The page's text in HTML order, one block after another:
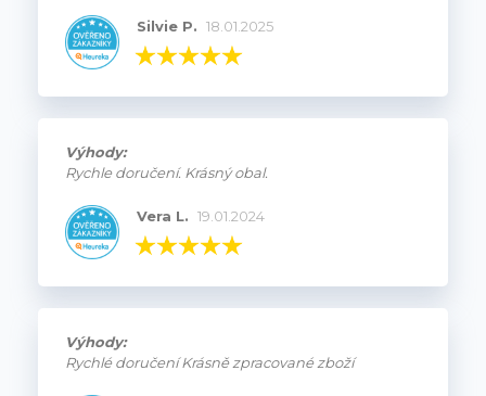
Silvie P. 18.01.2025
Výhody:
Rychle doručení. Krásný obal.
Vera L. 19.01.2024
Výhody:
Rychlé doručení Krásně zpracované zboží